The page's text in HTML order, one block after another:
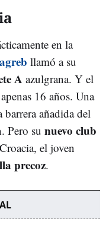
en la
llamó a su
A azulgrana. Y el
16 años. Una
añadida del
Pero su nuevo club
el joven
precoz.